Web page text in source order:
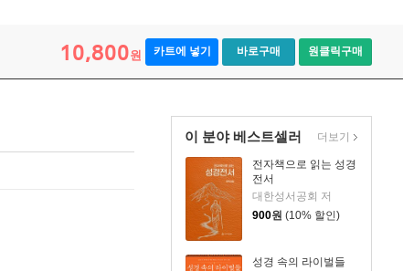
10,800원 카트에 넣기 바로구매 원클릭구매
이 분야 베스트셀러
전자책으로 읽는 성경
전서
대한성서공회 저
900원 (10% 할인)
성경 속의 라이벌들
더보기